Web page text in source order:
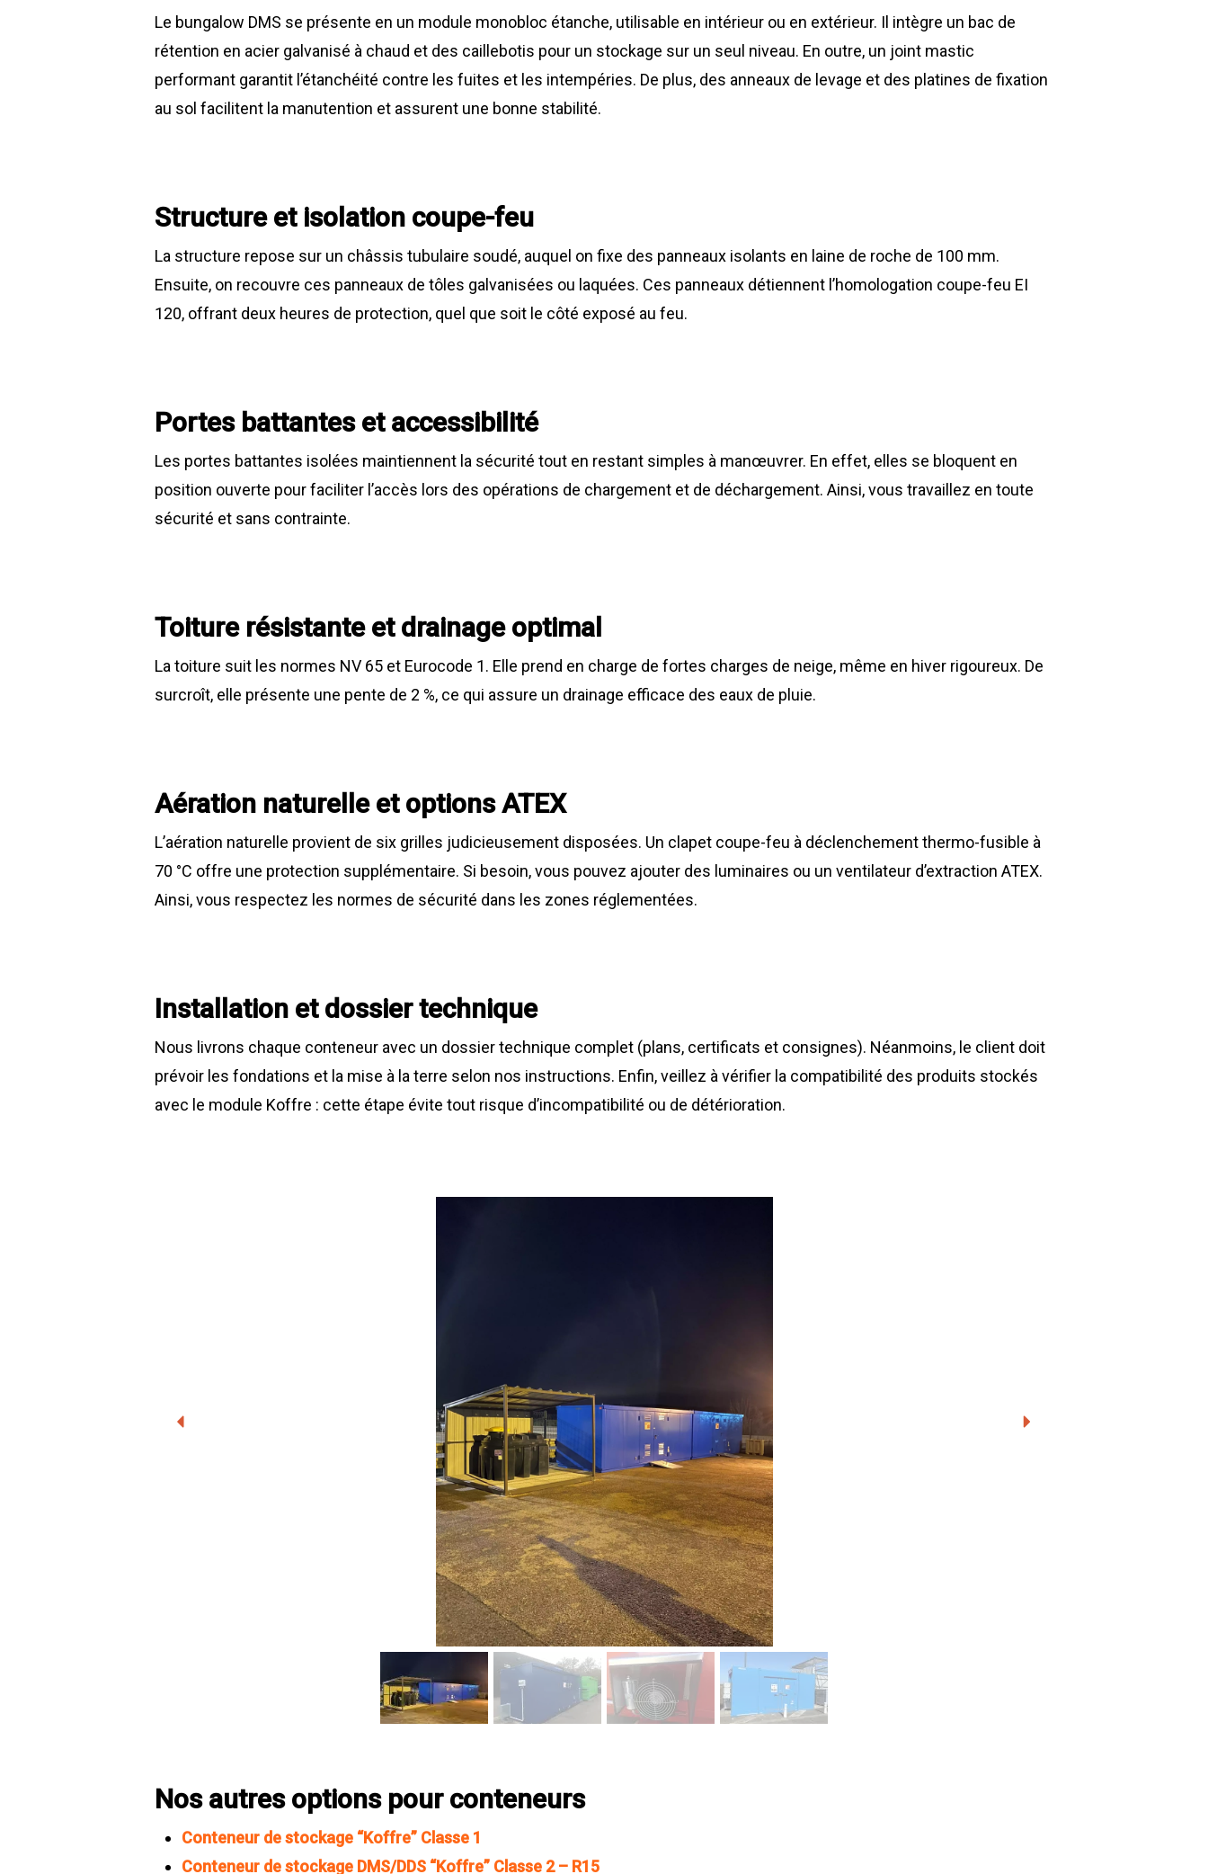
Le bungalow DMS se présente en un module monobloc étanche, utilisable en intérieur ou en extérieur. Il intègre un bac de
rétention en acier galvanisé à chaud et des caillebotis pour un stockage sur un seul niveau. En outre, un joint mastic
performant garantit l’étanchéité contre les fuites et les intempéries. De plus, des anneaux de levage et des platines de fixation
au sol facilitent la manutention et assurent une bonne stabilité.
Structure et isolation coupe-feu
La structure repose sur un châssis tubulaire soudé, auquel on fixe des panneaux isolants en laine de roche de 100 mm.
Ensuite, on recouvre ces panneaux de tôles galvanisées ou laquées. Ces panneaux détiennent l’homologation coupe-feu EI
120, offrant deux heures de protection, quel que soit le côté exposé au feu.
Portes battantes et accessibilité
Les portes battantes isolées maintiennent la sécurité tout en restant simples à manœuvrer. En effet, elles se bloquent en
position ouverte pour faciliter l’accès lors des opérations de chargement et de déchargement. Ainsi, vous travaillez en toute
sécurité et sans contrainte.
Toiture résistante et drainage optimal
La toiture suit les normes NV 65 et Eurocode 1. Elle prend en charge de fortes charges de neige, même en hiver rigoureux. De
surcroît, elle présente une pente de 2 %, ce qui assure un drainage efficace des eaux de pluie.
Aération naturelle et options ATEX
L’aération naturelle provient de six grilles judicieusement disposées. Un clapet coupe-feu à déclenchement thermo-fusible à
70 °C offre une protection supplémentaire. Si besoin, vous pouvez ajouter des luminaires ou un ventilateur d’extraction ATEX.
Ainsi, vous respectez les normes de sécurité dans les zones réglementées.
Installation et dossier technique
Nous livrons chaque conteneur avec un dossier technique complet (plans, certificats et consignes). Néanmoins, le client doit
prévoir les fondations et la mise à la terre selon nos instructions. Enfin, veillez à vérifier la compatibilité des produits stockés
avec le module Koffre : cette étape évite tout risque d’incompatibilité ou de détérioration.
Nos autres options pour conteneurs
Conteneur de stockage “Koffre” Classe 1
Conteneur de stockage DMS/DDS “Koffre” Classe 2 – R15
Z.A., Rue des Peupliers / BP 27